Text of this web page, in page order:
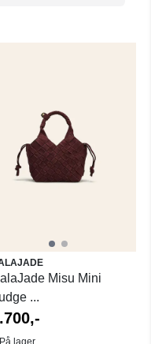
Misu Mini
...